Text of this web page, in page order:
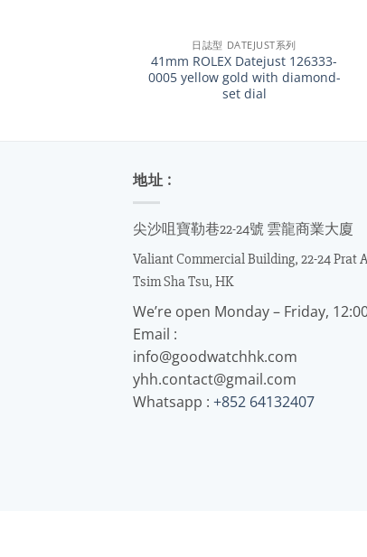
日誌型 DATEJUST系列
41mm ROLEX Datejust 126333-
0005 yellow gold with diamond-
set dial
地址 :
尖沙咀寶勒巷22-24號 雲龍商業大廈
Valiant Commercial Building, 22-24 Prat
Tsim Sha Tsu, HK
We’re open Monday – Friday,
Email :
info@goodwatchhk.com
yhh.contact@gmail.com
Whatsapp : +852 64132407